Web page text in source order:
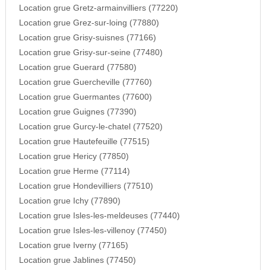
Location grue Gretz-armainvilliers (77220)
Location grue Grez-sur-loing (77880)
Location grue Grisy-suisnes (77166)
Location grue Grisy-sur-seine (77480)
Location grue Guerard (77580)
Location grue Guercheville (77760)
Location grue Guermantes (77600)
Location grue Guignes (77390)
Location grue Gurcy-le-chatel (77520)
Location grue Hautefeuille (77515)
Location grue Hericy (77850)
Location grue Herme (77114)
Location grue Hondevilliers (77510)
Location grue Ichy (77890)
Location grue Isles-les-meldeuses (77440)
Location grue Isles-les-villenoy (77450)
Location grue Iverny (77165)
Location grue Jablines (77450)